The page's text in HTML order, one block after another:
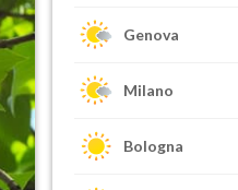
Genova
Milano
Bologna